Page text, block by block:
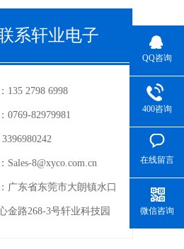
系轩业电子
135 2798 6998
0769-82979981
3396980242
Sales-8@xyco.com.cn
广东省东莞市大朗镇水口
金路268-3号轩业科技园
QQ咨询
400咨询
在线留言
微信咨询